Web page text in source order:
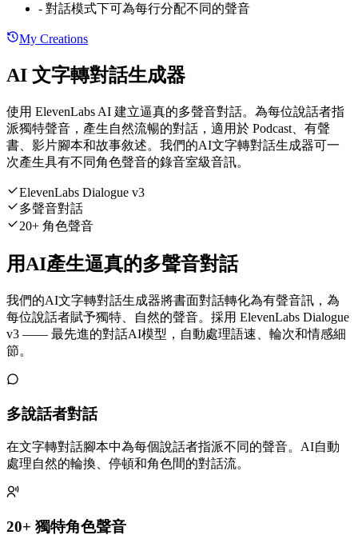
- 對話模式下可為每行分配不同的聲音
My Creations
AI 文字轉對話生成器
使用 ElevenLabs AI 建立逼真的多聲音對話。為每位說話者指
派獨特聲音，產生自然流暢的對話，適用於 Podcast、有聲
書、影片腳本和故事敘述。我們的AI文字轉對話生成器可一
次產生具有不同角色聲音的錄音室級音訊。
ElevenLabs Dialogue v3
多聲音對話
20+ 角色聲音
用AI產生逼真的多聲音對話
我們的AI文字轉對話生成器將書面對話轉化為有聲音訊，為
每位說話者賦予獨特、自然的聲音。採用 ElevenLabs Dialogue
v3 —— 最先進的對話AI模型，自動處理語速、輪次和情感細
節。
多說話者對話
在文字轉對話腳本中為每個說話者指派不同的聲音。AI自動
處理自然的輪換、停頓和角色間的對話流。
20+ 獨特角色聲音